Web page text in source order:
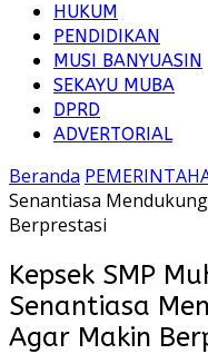
HUKUM
PENDIDIKAN
MUSI BANYUASIN
SEKAYU MUBA
DPRD
ADVERTORIAL
Beranda
Senantiasa
Berprestasi
Kepsek SMP
Senantiasa
Agar Makin